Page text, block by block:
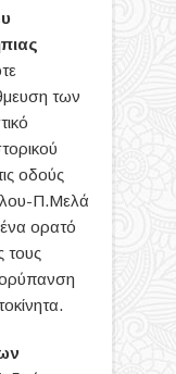
των
οδούς
Π.Μελά
ορατό
τους